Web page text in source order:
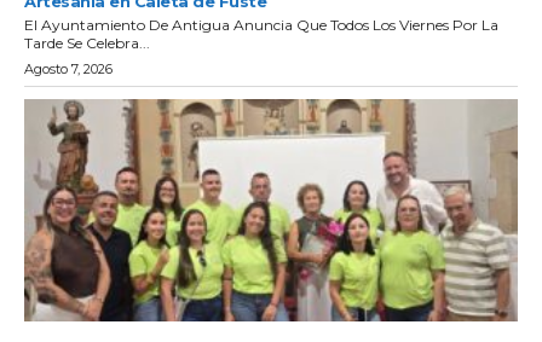
El Ayuntamiento De Antigua Anuncia Que Todos Los Viernes Por La
Tarde Se Celebra...
Agosto 7, 2026